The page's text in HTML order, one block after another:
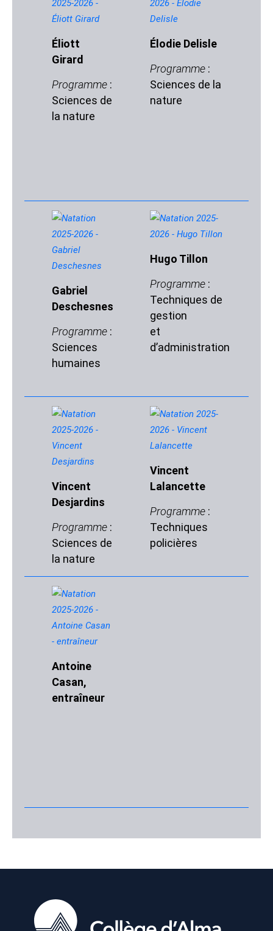
Éliott
Girard
Programme :
Sciences de
la nature
Élodie Delisle
Programme :
Sciences de la
nature
Gabriel
Deschesnes
Programme :
Sciences
humaines
Hugo Tillon
Programme :
Techniques de
gestion
et
d’administration
Vincent
Desjardins
Programme :
Sciences de
la nature
Vincent
Lalancette
Programme :
Techniques
policières
Antoine
Casan,
entraîneur